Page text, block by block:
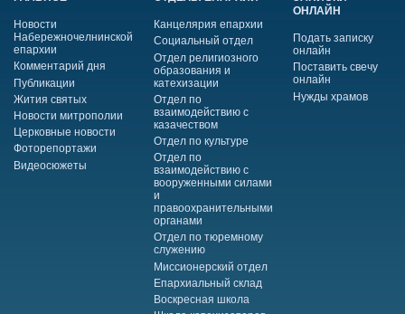
Новости
Набережночелнинской
епархии
Комментарий дня
Публикации
Жития святых
Новости митрополии
Церковные новости
Фоторепортажи
Видеосюжеты
Канцелярия епархии
Социальный отдел
Отдел религиозного
образования и
катехизации
Отдел по
взаимодействию с
казачеством
Отдел по культуре
Отдел по
взаимодействию с
вооруженными силами
и
правоохранительными
органами
Отдел по тюремному
служению
Миссионерский отдел
Епархиальный склад
Воскресная школа
ОНЛАЙН
Подать записку
онлайн
Поставить свечу
онлайн
Нужды храмов